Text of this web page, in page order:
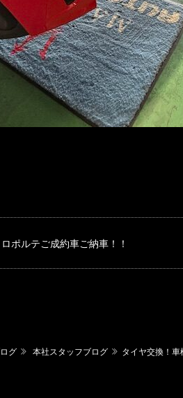
ポルテご成約車ご納車！！
グ 本社スタッフブログ タイヤ交換！車